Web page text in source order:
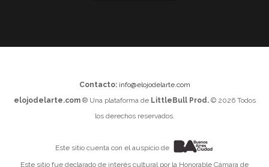
Contacto: info@elojodelarte.com
elojodelarte.com® Una plataforma de LittleBull Prod.© 2026 Todos
los derechos reservados.
Este sitio cuenta con el auspicio de
Este sitio fue declarado de interés cultural por la Honorable Cámara de